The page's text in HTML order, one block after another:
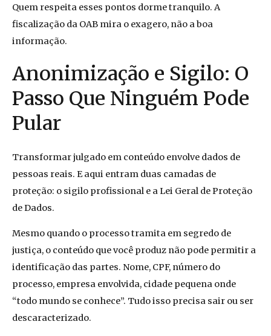
Quem respeita esses pontos dorme tranquilo. A
fiscalização da OAB mira o exagero, não a boa
informação.
Anonimização e Sigilo: O
Passo Que Ninguém Pode
Pular
Transformar julgado em conteúdo envolve dados de
pessoas reais. E aqui entram duas camadas de
proteção: o sigilo profissional e a Lei Geral de Proteção
de Dados.
Mesmo quando o processo tramita em segredo de
justiça, o conteúdo que você produz não pode permitir a
identificação das partes. Nome, CPF, número do
processo, empresa envolvida, cidade pequena onde
“todo mundo se conhece”. Tudo isso precisa sair ou ser
descaracterizado.